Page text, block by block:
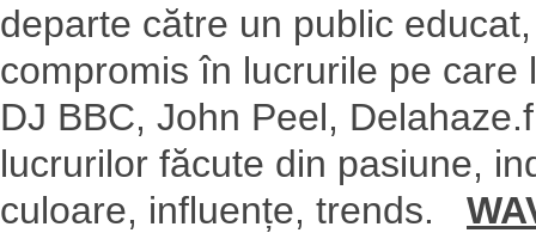
departe către un public
compromis în lucrurile pe
DJ BBC, John Peel,
lucrurilor făcute din pasiune,
culoare, influențe, trends.